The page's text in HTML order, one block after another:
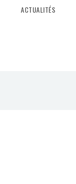
ACTUALITÉS